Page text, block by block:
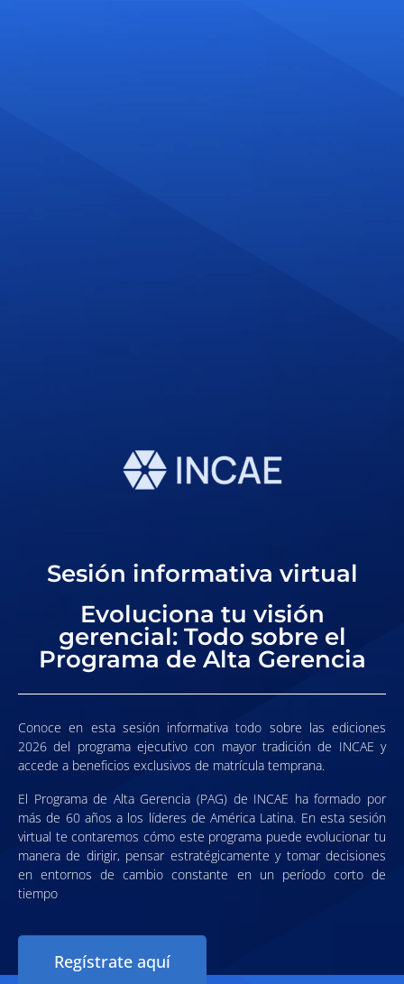
Sesión informativa virtual
Evoluciona tu visión
gerencial: Todo sobre el
Programa de Alta Gerencia
Conoce en esta sesión informativa todo sobre las ediciones
2026 del programa ejecutivo con mayor tradición de INCAE y
accede a beneficios exclusivos de matrícula temprana.
El Programa de Alta Gerencia (PAG) de INCAE ha formado por
más de 60 años a los líderes de América Latina. En esta sesión
virtual te contaremos cómo este programa puede evolucionar tu
manera de dirigir, pensar estratégicamente y tomar decisiones
en entornos de cambio constante en un período corto de
tiempo
Regístrate aquí